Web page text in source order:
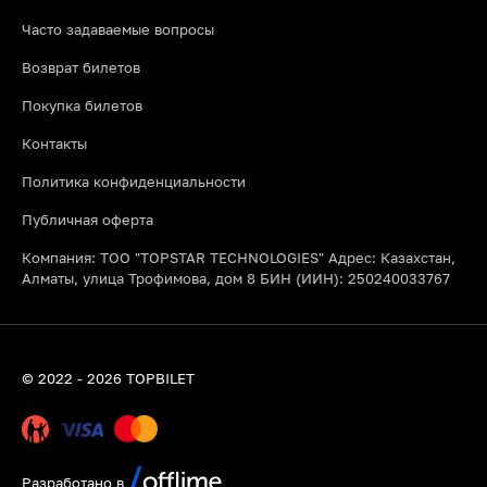
фартуки) и финальный обжиг изделия в печи. Вы просто
приходите, наслаждаетесь процессом и забираете готовую
керамику.
Подходят ли мастер классы по выпечке в Алматы новичкам?
Абсолютно! Большинство кулинарных уроков рассчитано на
объясняют весь процесс, поэтому вкусный результат и
Часто задаваемые вопросы
Возврат билетов
Покупка билетов
Контакты
Политика конфиденциальности
Публичная оферта
Компания: ТОО "TOPSTAR TECHNOLOGIES" Адрес: Казахстан,
Алматы, улица Трофимова, дом 8 БИН (ИИН): 250240033767
© 2022 - 2026 TOPBILET
Разработано в